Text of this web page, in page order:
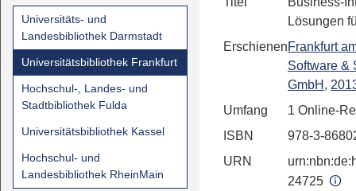
Universitäts- und
Landesbibliothek Darmstadt
Universitätsbibliothek Frankfurt
Hochschul-, Landes- und
Stadtbibliothek Fulda
Universitätsbibliothek Kassel
Hochschul- und
Landesbibliothek RheinMain
Lösungen
ErschienenFrankfurt
Software &
GmbH ,
Umfang
1 Online-
ISBN
978-3-
URN
24725